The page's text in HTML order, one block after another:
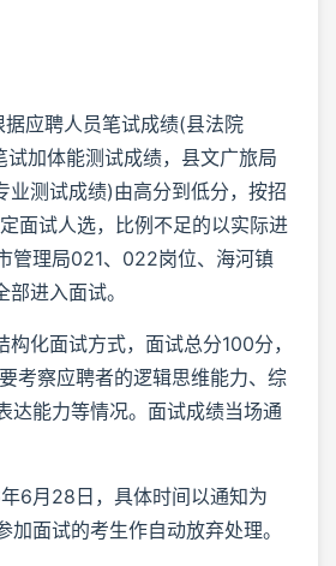
据应聘人员笔试成绩(县法院
加体能测试成绩，县文广旅局
业测试成绩)由高分到低分，按招
面试人选，比例不足的以实际进
管理局021、022岗位、海河镇
进入面试。
化面试方式，面试总分100分，
考察应聘者的逻辑思维能力、综
达能力等情况。面试成绩当场通
6月28日，具体时间以通知为
加面试的考生作自动放弃处理。